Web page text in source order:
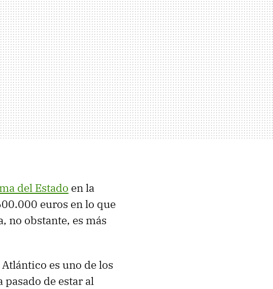
del Estado en la
euros en lo que
no obstante, es más
es uno de los
de estar al